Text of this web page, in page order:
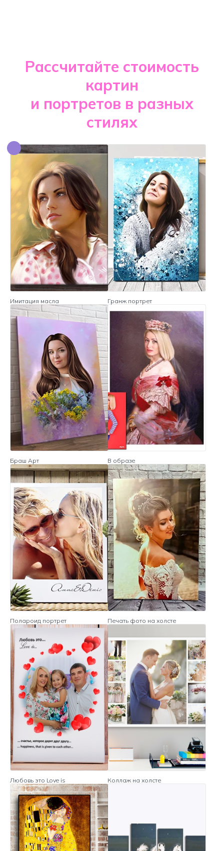
Рассчитайте стоимость
картин
и портретов в разных
стилях
Имитация масла Гранж портрет
Браш Арт В образе
Полароид портрет Печать фото на холсте
Любовь это Love is Коллаж на холсте